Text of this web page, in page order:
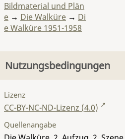
Bildmaterial und Plän
e → Die Walküre → Di
e Walküre 1951-1958
Nutzungsbedingungen
Lizenz
CC-BY-NC-ND-Lizenz (4.0)
Quellenangabe